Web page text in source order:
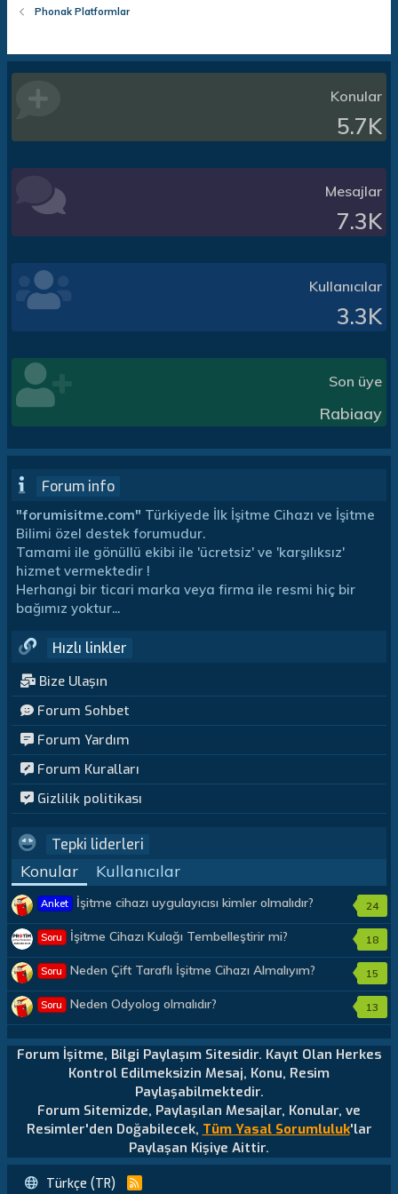
Phonak Platformlar
Konular
5.7K
Mesajlar
7.3K
Kullanıcılar
3.3K
Son üye
Rabiaay
Forum info
"forumisitme.com" Türkiyede İlk İşitme Cihazı ve İşitme
Bilimi özel destek forumudur.
Tamami ile gönüllü ekibi ile 'ücretsiz' ve 'karşılıksız'
hizmet vermektedir !
Herhangi bir ticari marka veya firma ile resmi hiç bir
bağımız yoktur...
Hızlı linkler
Bize Ulaşın
Forum Sohbet
Forum Yardım
Forum Kuralları
Gizlilik politikası
Tepki liderleri
Konular Kullanıcılar
Anket İşitme cihazı uygulayıcısı kimler olmalıdır? 24
Soru İşitme Cihazı Kulağı Tembelleştirir mi? 18
Soru Neden Çift Taraflı İşitme Cihazı Almalıyım? 15
Soru Neden Odyolog olmalıdır? 13
Forum İşitme, Bilgi Paylaşım Sitesidir. Kayıt Olan Herkes
Kontrol Edilmeksizin Mesaj, Konu, Resim
Paylaşabilmektedir.
Forum Sitemizde, Paylaşılan Mesajlar, Konular, ve
Resimler'den Doğabilecek, Tüm Yasal Sorumluluk'lar
Paylaşan Kişiye Aittir.
Türkçe (TR)
R